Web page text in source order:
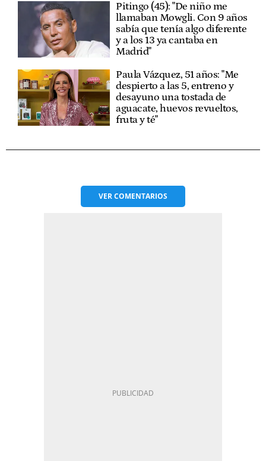
Pitingo (45): "De niño me
llamaban Mowgli. Con 9 años
sabía que tenía algo diferente
y a los 13 ya cantaba en
Madrid"
Paula Vázquez, 51 años: "Me
despierto a las 5, entreno y
desayuno una tostada de
aguacate, huevos revueltos,
fruta y té"
VERCOMENTARIOS